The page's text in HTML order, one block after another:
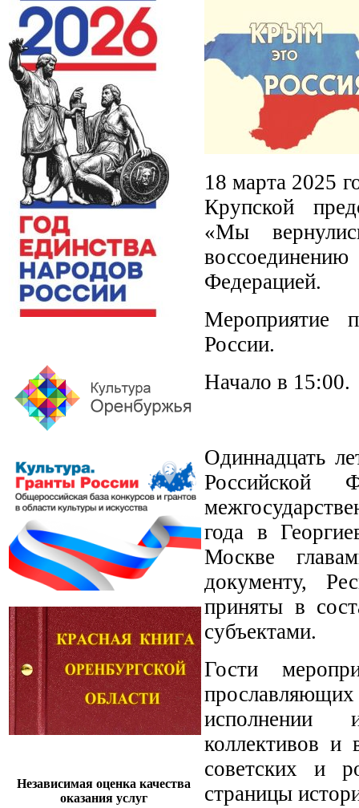
Независимая оценка качества
оказания услуг
18 марта 2025
Крупской
«Мы
Федерацией.
Мероприятие
России.
Начало в 15:00.
Одиннадцать
Российской
года в
Москве
документу,
приняты в
субъектами.
Гости
прославляющих
исполнении
коллективов и
советских и
страницы